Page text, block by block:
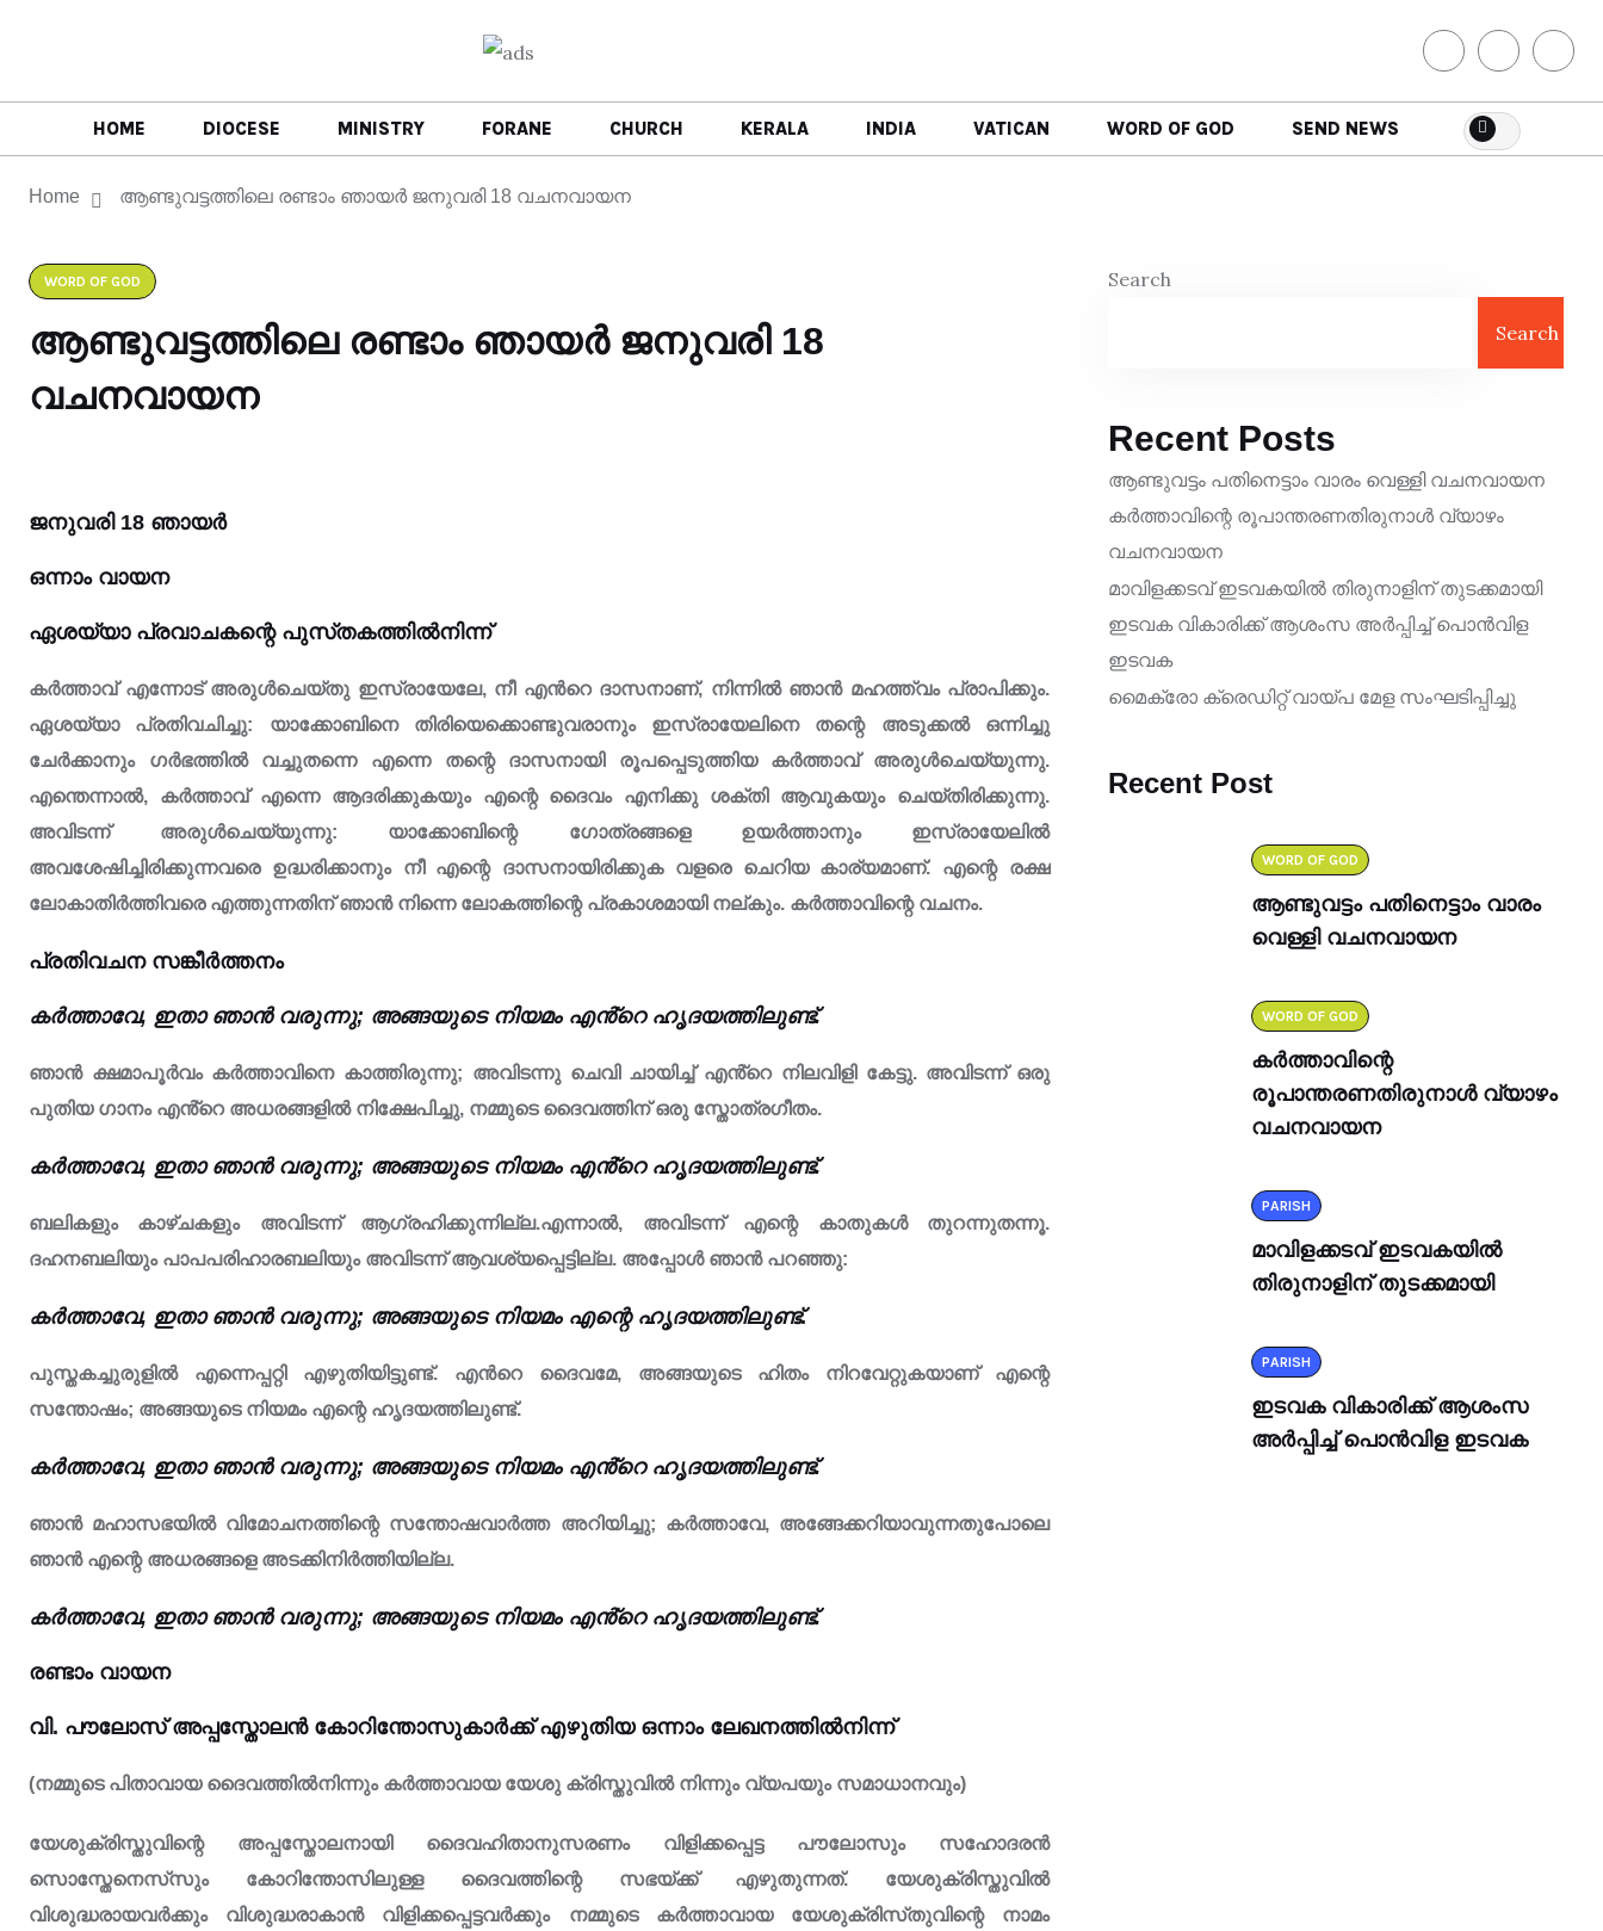
HOME DIOCESE MINISTRY FORANE CHURCH KERALA INDIA VATICAN WORD OF GOD SEND NEWS
Home ആണ്ടുവട്ടത്തിലെ രണ്ടാം ഞായർ ജനുവരി 18 വചനവായന
WORD OF GOD
ആണ്ടുവട്ടത്തിലെ രണ്ടാം ഞായർ ജനുവരി 18
വചനവായന
ജനുവരി 18 ഞായർ
ഒന്നാം വായന
ഏശയ്യാ പ്രവാചകന്റെ പുസ്‌തകത്തിൽനിന്ന്
കർത്താവ് എന്നോട് അരുൾചെയ്തു ഇസ്രായേലേ, നീ എൻറെ ദാസനാണ്, നിന്നിൽ ഞാൻ മഹത്ത്വം പ്രാപിക്കും.
ഏശയ്യാ പ്രതിവചിച്ചു: യാക്കോബിനെ തിരിയെക്കൊണ്ടുവരാനും ഇസ്രായേലിനെ തന്റെ അടുക്കൽ ഒന്നിച്ചു
ചേർക്കാനും ഗർഭത്തിൽ വച്ചുതന്നെ എന്നെ തന്റെ ദാസനായി രൂപപ്പെടുത്തിയ കർത്താവ് അരുൾചെയ്യുന്നു.
എന്തെന്നാൽ, കർത്താവ് എന്നെ ആദരിക്കുകയും എന്റെ ദൈവം എനിക്കു ശക്തി ആവുകയും ചെയ്തിരിക്കുന്നു.
അവിടന്ന് അരുൾചെയ്യുന്നു: യാക്കോബിന്റെ ഗോത്രങ്ങളെ ഉയർത്താനും ഇസ്രായേലിൽ
അവശേഷിച്ചിരിക്കുന്നവരെ ഉദ്ധരിക്കാനും നീ എന്റെ ദാസനായിരിക്കുക വളരെ ചെറിയ കാര്യമാണ്. എന്റെ രക്ഷ
ലോകാതിർത്തിവരെ എത്തുന്നതിന് ഞാൻ നിന്നെ ലോകത്തിന്റെ പ്രകാശമായി നല്‌കും. കർത്താവിന്റെ വചനം.
പ്രതിവചന സങ്കീർത്തനം
കർത്താവേ, ഇതാ ഞാൻ വരുന്നു; അങ്ങയുടെ നിയമം എൻ്റെ ഹൃദയത്തിലുണ്ട്.
ഞാൻ ക്ഷമാപൂർവം കർത്താവിനെ കാത്തിരുന്നു; അവിടന്നു ചെവി ചായിച്ച് എൻ്റെ നിലവിളി കേട്ടു. അവിടന്ന് ഒരു
പുതിയ ഗാനം എൻ്റെ അധരങ്ങളിൽ നിക്ഷേപിച്ചു, നമ്മുടെ ദൈവത്തിന് ഒരു സ്തോത്രഗീതം.
കർത്താവേ, ഇതാ ഞാൻ വരുന്നു; അങ്ങയുടെ നിയമം എൻ്റെ ഹൃദയത്തിലുണ്ട്.
ബലികളും കാഴ്ചകളും അവിടന്ന് ആഗ്രഹിക്കുന്നില്ല.എന്നാൽ, അവിടന്ന് എന്റെ കാതുകൾ തുറന്നുതന്നൂ.
ദഹനബലിയും പാപപരിഹാരബലിയും അവിടന്ന് ആവശ്യപ്പെട്ടില്ല. അപ്പോൾ ഞാൻ പറഞ്ഞു:
കർത്താവേ, ഇതാ ഞാൻ വരുന്നു; അങ്ങയുടെ നിയമം എന്റെ ഹൃദയത്തിലുണ്ട്.
പുസ്തകച്ചുരുളിൽ എന്നെപ്പറ്റി എഴുതിയിട്ടുണ്ട്. എൻറെ ദൈവമേ, അങ്ങയുടെ ഹിതം നിറവേറ്റുകയാണ് എന്റെ
സന്തോഷം; അങ്ങയുടെ നിയമം എന്റെ ഹൃദയത്തിലുണ്ട്.
കർത്താവേ, ഇതാ ഞാൻ വരുന്നു; അങ്ങയുടെ നിയമം എൻ്റെ ഹൃദയത്തിലുണ്ട്.
ഞാൻ മഹാസഭയിൽ വിമോചനത്തിന്റെ സന്തോഷവാർത്ത അറിയിച്ചു; കർത്താവേ, അങ്ങേക്കറിയാവുന്നതുപോലെ
ഞാൻ എന്റെ അധരങ്ങളെ അടക്കിനിർത്തിയില്ല.
കർത്താവേ, ഇതാ ഞാൻ വരുന്നു; അങ്ങയുടെ നിയമം എൻ്റെ ഹൃദയത്തിലുണ്ട്.
രണ്ടാം വായന
വി. പൗലോസ് അപ്പസ്തോലൻ കോറിന്തോസുകാർക്ക് എഴുതിയ ഒന്നാം ലേഖനത്തിൽനിന്ന്
(നമ്മുടെ പിതാവായ ദൈവത്തിൽനിന്നും കർത്താവായ യേശു ക്രിസ്തുവിൽ നിന്നും വ്യപയും സമാധാനവും)
യേശുക്രിസ്തുവിന്റെ അപ്പസ്തോലനായി ദൈവഹിതാനുസരണം വിളിക്കപ്പെട്ട പൗലോസും സഹോദരൻ
സൊസ്തേനെസ്‌സും കോറിന്തോസിലുള്ള ദൈവത്തിന്റെ സഭയ്ക്ക് എഴുതുന്നത്. യേശുക്രിസ്തുവിൽ
വിശുദ്ധരായവർക്കും വിശുദ്ധരാകാൻ വിളിക്കപ്പെട്ടവർക്കും നമ്മുടെ കർത്താവായ യേശുക്രിസ്‌തുവിന്റെ നാമം
Search
Search
Recent Posts
ആണ്ടുവട്ടം പതിനെട്ടാം വാരം വെള്ളി വചനവായന
കർത്താവിന്റെ രൂപാന്തരണതിരുനാൾ വ്യാഴം
വചനവായന
മാവിളക്കടവ് ഇടവകയിൽ തിരുനാളിന് തുടക്കമായി
ഇടവക വികാരിക്ക് ആശംസ അർപ്പിച്ച് പൊൻവിള
ഇടവക
മൈക്രോ ക്രെഡിറ്റ് വായ്പ മേള സംഘടിപ്പിച്ചു
Recent Post
WORD OF GOD
ആണ്ടുവട്ടം പതിനെട്ടാം വാരം
വെള്ളി വചനവായന
WORD OF GOD
കർത്താവിന്റെ
രൂപാന്തരണതിരുനാൾ വ്യാഴം
വചനവായന
PARISH
മാവിളക്കടവ് ഇടവകയിൽ
തിരുനാളിന് തുടക്കമായി
PARISH
ഇടവക വികാരിക്ക് ആശംസ
അർപ്പിച്ച് പൊൻവിള ഇടവക